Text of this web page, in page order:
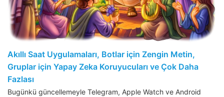
Akıllı Saat Uygulamaları, Botlar için Zengin Metin,
Gruplar için Yapay Zeka Koruyucuları ve Çok Daha
Fazlası
Bugünkü güncellemeyle Telegram, Apple Watch ve Android